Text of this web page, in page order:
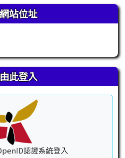
站位址
此登入
認證系統登入